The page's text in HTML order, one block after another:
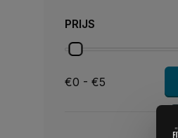
PRIJS
€0 - €5